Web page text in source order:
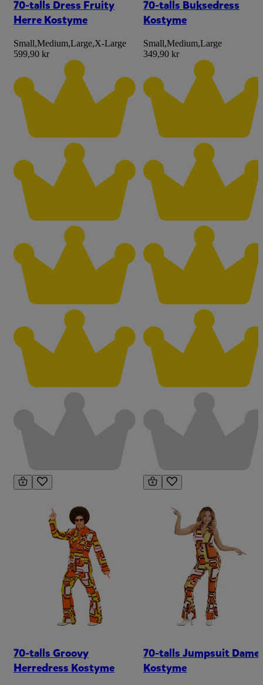
70-talls Dress Fruity
Herre Kostyme
Small,Medium,Large,X-Large
599,90 kr
70-talls Buksedress
Kostyme
Small,Medium,Large
349,90 kr
70-talls Groovy
Herredress Kostyme
70-talls Jumpsuit Dame
Kostyme